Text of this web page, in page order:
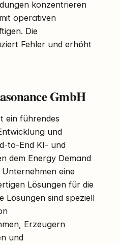
konzentrieren
operativen
Die
Fehler und erhöht
GmbH
ein führendes
und
to-End KI- und
dem Energy Demand
eine
Lösungen für die
Lösungen sind speziell
Erzeugern
und